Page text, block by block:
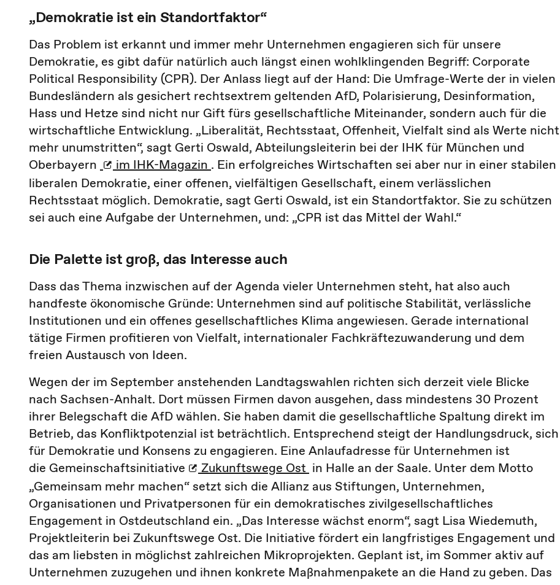
„Demokratie ist ein Standortfaktor“
Das Problem ist erkannt und immer mehr Unternehmen engagieren sich für unsere
Demokratie, es gibt dafür natürlich auch längst einen wohlklingenden Begriff: Corporate
Political Responsibility (CPR). Der Anlass liegt auf der Hand: Die Umfrage-Werte der in vielen
Bundesländern als gesichert rechtsextrem geltenden AfD, Polarisierung, Desinformation,
Hass und Hetze sind nicht nur Gift fürs gesellschaftliche Miteinander, sondern auch für die
wirtschaftliche Entwicklung. „Liberalität, Rechtsstaat, Offenheit, Vielfalt sind als Werte nicht
mehr unumstritten“, sagt Gerti Oswald, Abteilungsleiterin bei der IHK für München und
Oberbayern
im IHK-Magazin . Ein erfolgreiches Wirtschaften sei aber nur in einer stabilen
liberalen Demokratie, einer offenen, vielfältigen Gesellschaft, einem verlässlichen
Rechtsstaat möglich. Demokratie, sagt Gerti Oswald, ist ein Standortfaktor. Sie zu schützen
sei auch eine Aufgabe der Unternehmen, und: „CPR ist das Mittel der Wahl.“
Die Palette ist groß, das Interesse auch
Dass das Thema inzwischen auf der Agenda vieler Unternehmen steht, hat also auch
handfeste ökonomische Gründe: Unternehmen sind auf politische Stabilität, verlässliche
Institutionen und ein offenes gesellschaftliches Klima angewiesen. Gerade international
tätige Firmen profitieren von Vielfalt, internationaler Fachkräftezuwanderung und dem
freien Austausch von Ideen.
Wegen der im September anstehenden Landtagswahlen richten sich derzeit viele Blicke
nach Sachsen-Anhalt. Dort müssen Firmen davon ausgehen, dass mindestens 30 Prozent
ihrer Belegschaft die AfD wählen. Sie haben damit die gesellschaftliche Spaltung direkt im
Betrieb, das Konfliktpotenzial ist beträchtlich. Entsprechend steigt der Handlungsdruck, sich
für Demokratie und Konsens zu engagieren. Eine Anlaufadresse für Unternehmen ist
die Gemeinschaftsinitiative Zukunftswege Ost in Halle an der Saale. Unter dem Motto
„Gemeinsam mehr machen“ setzt sich die Allianz aus Stiftungen, Unternehmen,
Organisationen und Privatpersonen für ein demokratisches zivilgesellschaftliches
Engagement in Ostdeutschland ein. „Das Interesse wächst enorm“, sagt Lisa Wiedemuth,
Projektleiterin bei Zukunftswege Ost. Die Initiative fördert ein langfristiges Engagement und
das am liebsten in möglichst zahlreichen Mikroprojekten. Geplant ist, im Sommer aktiv auf
Unternehmen zuzugehen und ihnen konkrete Maßnahmenpakete an die Hand zu geben. Das